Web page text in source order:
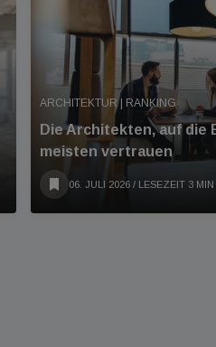
ARCHITEKTUR | RANKING
Die Architekten, auf die
meisten vertrauen
06. JULI 2026 / LESEZEIT 3 MIN